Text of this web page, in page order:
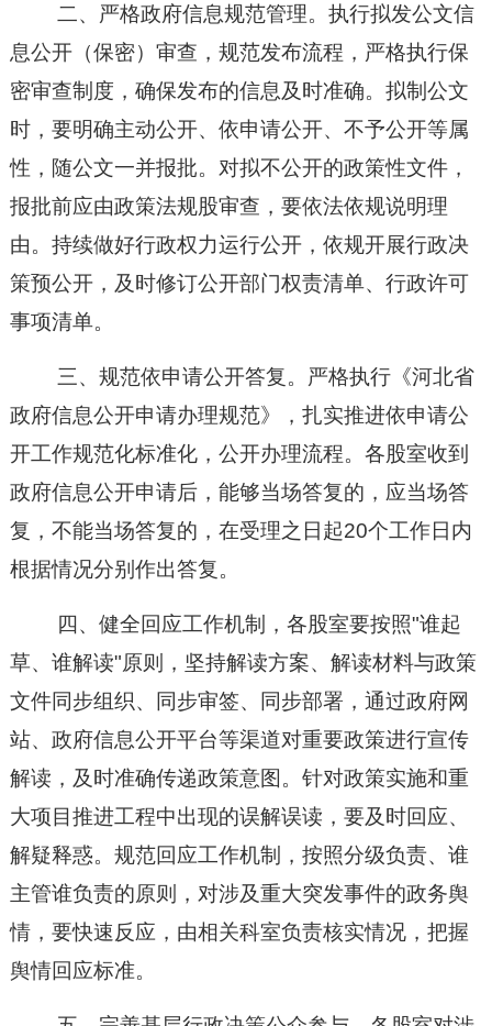
二、严格政府信息规范管理。执行拟发公文信
息公开（保密）审查，规范发布流程，严格执行保
密审查制度，确保发布的信息及时准确。拟制公文
时，要明确主动公开、依申请公开、不予公开等属
性，随公文一并报批。对拟不公开的政策性文件，
报批前应由政策法规股审查，要依法依规说明理
由。持续做好行政权力运行公开，依规开展行政决
策预公开，及时修订公开部门权责清单、行政许可
事项清单。
三、规范依申请公开答复。严格执行《河北省
政府信息公开申请办理规范》，扎实推进依申请公
开工作规范化标准化，公开办理流程。各股室收到
政府信息公开申请后，能够当场答复的，应当场答
复，不能当场答复的，在受理之日起20个工作日内
根据情况分别作出答复。
四、 健全回应工作机制 ， 各股室要按照"谁起
草、谁解读"原则，坚持解读方案、解读材料与政策
文件同步组织、同步审签、同步部署，通过政府网
站、政府信息公开平台等渠道对重要政策进行宣传
解读，及时准确传递政策意图。针对政策实施和重
大项目推进工程中出现的误解误读，要及时回应、
解疑释惑。规范回应工作机制，按照分级负责、谁
主管谁负责的原则， 对涉及重大突发事件的政务舆
情，要快速反应，由相关科室负责核实情况， 把握
舆情回应标准。